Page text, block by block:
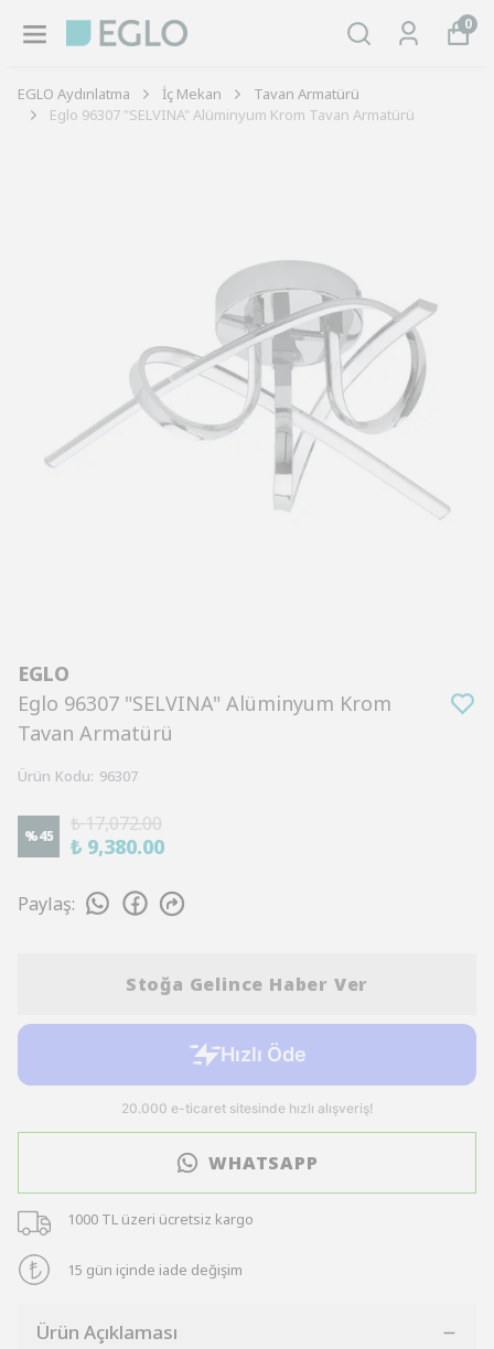
0
EGLO Aydınlatma İç Mekan
Tavan Armatürü
Eglo 96307 "SELVINA" Alüminyum Krom Tavan Armatürü
EGLO
Eglo 96307 "SELVINA" Alüminyum Krom
Tavan Armatürü
Ürün Kodu: 96307
%45
₺ 17,072.00
₺ 9,380.00
Paylaş:
Stoğa Gelince Haber Ver
WHATSAPP
1000 TL üzeri ücretsiz kargo
15 gün içinde iade değişim
Ürün Açıklaması